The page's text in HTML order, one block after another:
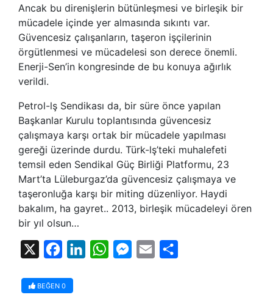
Ancak bu direnişlerin bütünleşmesi ve birleşik bir
mücadele içinde yer almasında sıkıntı var.
Güvencesiz çalışanların, taşeron işçilerinin
örgütlenmesi ve mücadelesi son derece önemli.
Enerji-Sen’in kongresinde de bu konuya ağırlık
verildi.
Petrol-lş Sendikası da, bir süre önce yapılan
Başkanlar Kurulu toplantısında güvencesiz
çalışmaya karşı ortak bir mücadele yapılması
gereği üzerinde durdu. Türk-lş’teki muhalefeti
temsil eden Sendikal Güç Birliği Platformu, 23
Mart’ta Lüleburgaz’da güvencesiz çalışmaya ve
taşeronluğa karşı bir miting düzenliyor. Haydi
bakalım, ha gayret.. 2013, birleşik mücadeleyi ören
bir yıl olsun…
FacebookLinkedInWhatsAppMessenger
Email
BEĞEN 0